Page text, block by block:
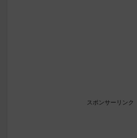
スポンサーリンク